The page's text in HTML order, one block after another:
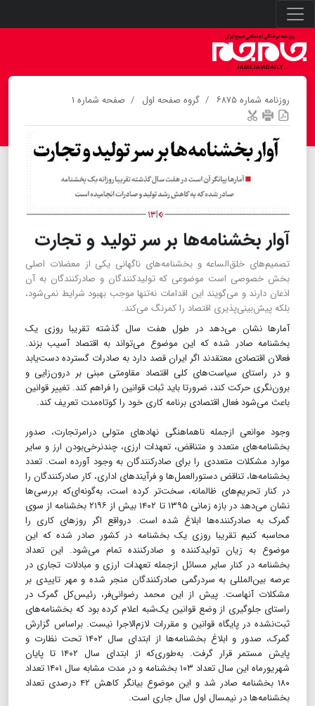
روزنامه شماره ۶۸۷۵ گروه صفحه اول صفحه شماره ۱
آوار بخشنامه‌ها بر سر تولید و تجارت
تصمیم‌های خلق‌الساعه و بخشنامه‌های ناگهانی یکی از معضلات اصلی
بخش خصوصی است موضوعی که تولیدکنندگان و صادرکنندگان به آن
اذعان دارند و می‌گویند این اقدامات نه‌تنها موجب بهبود شرایط نمی‌شود،
بلکه پیش‌بینی‌پذیری اقتصاد را کمرنگ می‌کند.
آمارها نشان می‌دهد در طول هفت سال گذشته تقریبا روزی یک
بخشنامه صادر شده که این موضوع می‌تواند به اقتصاد آسیب بزند.
فعالان اقتصادی معتقدند اگر ایران قصد دارد به صادرات گسترده دست‌یابد
و در راستای سیاست‌های کلی اقتصاد مقاومتی مبنی بر درون‌زایی و
برون‌نگری حرکت کند، ضرورتا باید ثبات قوانین را فراهم کند. تغییر قوانین
باعث می‌‍‌شود فعال اقتصادی برنامه‌ کاری خود را کوتاه‌مدت تعریف کند.
وجود موانعی ازجمله ناهماهنگی نهادهای متولی درامرتجارت، صدور
بخشنامه‌های متعدد و متناقض، تعهدات ارزی، چندنرخی‌بودن ارز و سایر
موارد مشکلات متعددی را برای صادرکنندگان به وجود آورده است. تعدد
بخشنامه‌ها، تناقض دستورالعمل‌ها و فرآیندهای اداری، کار صادرکنندگان را
در کنار تحریم‌های ظالمانه، سخت‌تر کرده است، به‌گونه‌ای‌که بررسی‌ها
نشان می‌دهد در بازه زمانی ۱۳۹۵ تا ۱۴۰۲ بیش از ۲۱۹۶ بخشنامه از سوی
گمرک به صادرکننده‌ها ابلاغ شده است. درواقع اگر روزهای کاری را
محاسبه کنیم تقریبا روزی یک بخشنامه در کشور صادر شده که این
موضوع به زیان تولیدکننده و صادرکننده تمام می‌شود. این تعداد
بخشنامه در کنار سایر مسائل ازجمله تعهدات ارزی و مبادلات تجاری در
عرصه بین‌المللی به سردرگمی صادرکنندگان منجر شده و مهر تاییدی بر
مشکلات آنهاست. پیش از این محمد رضوانی‌فر، رئیس‌کل گمرک در
راستای جلوگیری از وضع قوانین یک‌شبه اعلام کرده بود که بخشنامه‌های
ثبت‌نشده در پایگاه قوانین و مقررات لازم‌الاجرا نیست. براساس گزارش
گمرک، صدور و ابلاغ بخشنامه‌ها از ابتدای سال ۱۴۰۲ تحت نظارت و
پایش مستمر قرار گرفت. به‌طوری‌که از ابتدای سال ۱۴۰۲ تا پایان
شهریورماه این سال تعداد ۱۰۳ بخشنامه و در مدت مشابه سال ۱۴۰۱ تعداد
۱۸۰ بخشنامه صادر شد و این موضوع بیانگر کاهش ۴۲ درصدی تعداد
بخشنامه‌ها در نیمسال اول سال جاری است.